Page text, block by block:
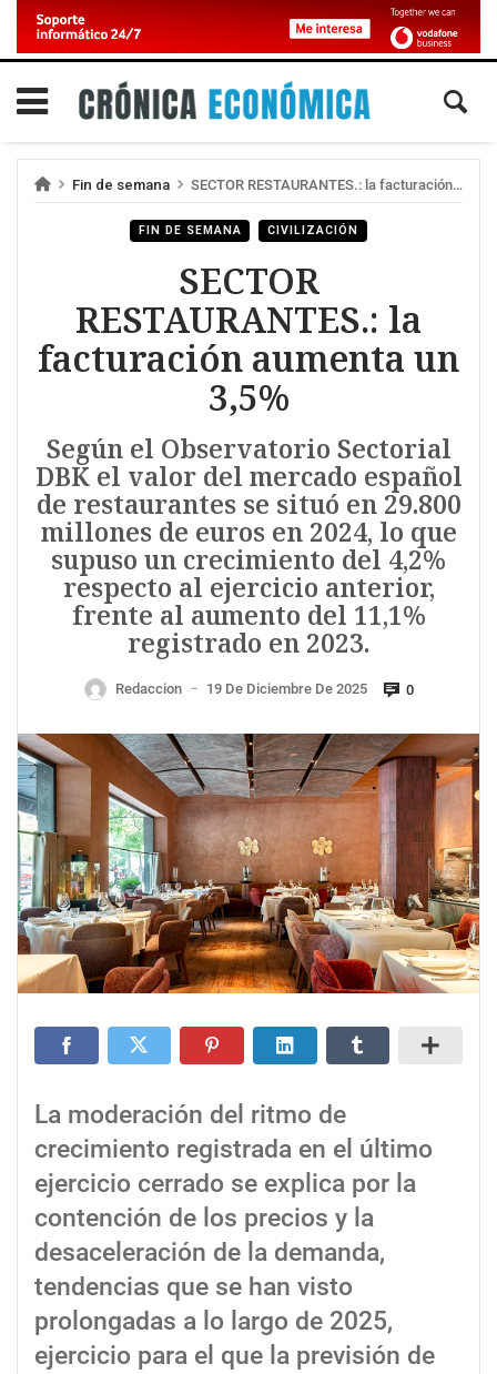
Fin de semana SECTOR RESTAURANTES.: la facturación aumenta un 3,5%
FIN DE SEMANA CIVILIZACIÓN
SECTOR
RESTAURANTES.: la
facturación aumenta un
3,5%
Según el Observatorio Sectorial
DBK el valor del mercado español
de restaurantes se situó en 29.800
millones de euros en 2024, lo que
supuso un crecimiento del 4,2%
respecto al ejercicio anterior,
frente al aumento del 11,1%
registrado en 2023.
Redaccion — 19 De Diciembre De 2025 0
La moderación del ritmo de
crecimiento registrada en el último
ejercicio cerrado se explica por la
contención de los precios y la
desaceleración de la demanda,
tendencias que se han visto
prolongadas a lo largo de 2025,
ejercicio para el que la previsión de